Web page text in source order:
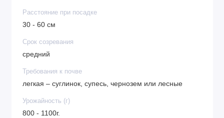
Расстояние при посадке
30 - 60 см
Срок созревания
средний
Требования к почве
легкая – суглинок, супесь, чернозем или лесные
Урожайность (г)
800 - 1100г.